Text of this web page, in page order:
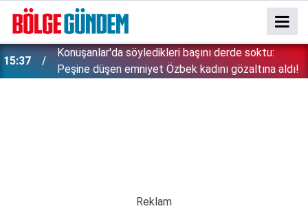
15:37
Konuşanlar'da söyledikleri başını derde soktu:
Peşine düşen emniyet Özbek kadını gözaltına aldı!